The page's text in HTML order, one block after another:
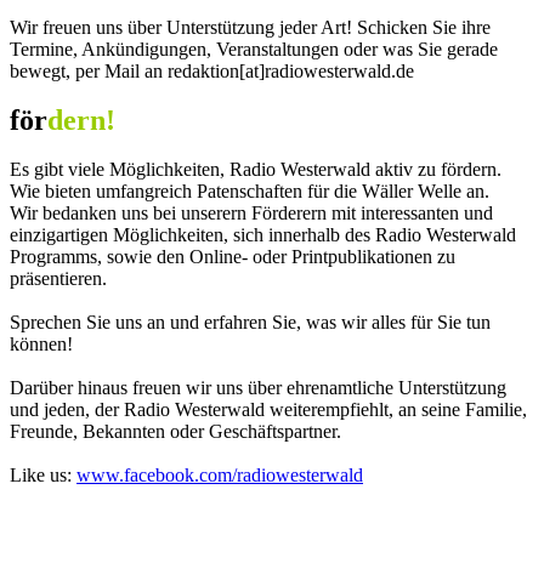
Wir freuen uns über Unterstützung jeder Art! Schicken Sie ihre
Termine, Ankündigungen, Veranstaltungen oder was Sie gerade
bewegt, per Mail an redaktion[at]radiowesterwald.de
fördern!
Es gibt viele Möglichkeiten, Radio Westerwald aktiv zu fördern.
Wie bieten umfangreich Patenschaften für die Wäller Welle an.
Wir bedanken uns bei unserern Förderern mit interessanten und
einzigartigen Möglichkeiten, sich innerhalb des Radio Westerwald
Programms, sowie den Online- oder Printpublikationen zu
präsentieren.
Sprechen Sie uns an und erfahren Sie, was wir alles für Sie tun
können!
Darüber hinaus freuen wir uns über ehrenamtliche Unterstützung
und jeden, der Radio Westerwald weiterempfiehlt, an seine Familie,
Freunde, Bekannten oder Geschäftspartner.
Like us: www.facebook.com/radiowesterwald